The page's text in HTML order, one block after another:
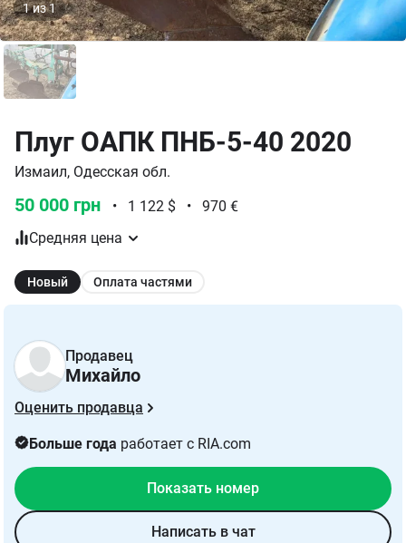
1из1
Плуг ОАПК ПНБ-5-40 2020
Измаил, Одесская обл.
50 000 грн • 1 122 $ •
970 €
Средняя цена
Новый Оплата частями
Продавец
Михайло
Оценить продавца
Больше года работает с RIA.com
Показать номер
Написать в чат